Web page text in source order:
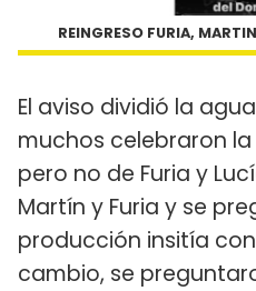
REINGRESO FURIA,
El aviso dividió la
muchos celebraron
pero no de Furia y
Martín y Furia y se
producción insitía
cambio, se